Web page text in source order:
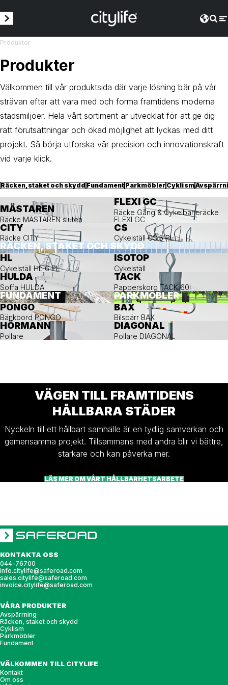
Produkter
Produkter
Välkommen till vår produktsida där varje lösning bär på vår
strävan efter att vara med och forma framtidens moderna
stadsmiljöer. Hela vårt sortiment är utvecklat för att ge dig
rätt förutsättningar och ökad möjlighet att lyckas med ditt
projekt. Så börja utforska vår precision och innovationskraft
vid varje klick.
Räcken, staket och skydd Fundament Parkmöbler Cyklism
MÄSTAREN
Räcke MÄSTAREN sluten
FLEXI GC
Räcke Gång & Cykelbaneräcke
FLEXI GC
CITY
Räcke CITY
CS
Cykelställ CS 5 PL
RÄCKEN, STAKET OCH SKYDD
HL
Cykelställ HL 6 PL
ISOTOP
Cykelställ
HULDA
Soffa HULDA
TACK
Papperskorg TACK 60l
FUNDAMENT
PARKMÖBLER
PONGO
Bänkbord PONGO
BAX
Bilspärr BAX
HÖRMANN
Pollare
DIAGONAL
Pollare DIAGONAL
VÄGEN TILL FRAMTIDENS
HÅLLBARA STÄDER
Nyckeln till ett hållbart samhälle är en tydlig samverkan och
gemensamma projekt. Tillsammans med andra blir vi bättre,
starkare och kan påverka mer.
LÄS MER OM VÅRT HÅLLBARHETSARBETE
KONTAKTA OSS
044-76700
info.citylife@saferoad.com
sales.citylife@saferoad.com
invoice.citylife@saferoad.com
VÅRA PRODUKTER
Avspärrning
Räcken, staket och skydd
Cyklism
Parkmöbler
Fundament
VÄLKOMMEN TILL CITYLIFE
Kontakt
Om oss